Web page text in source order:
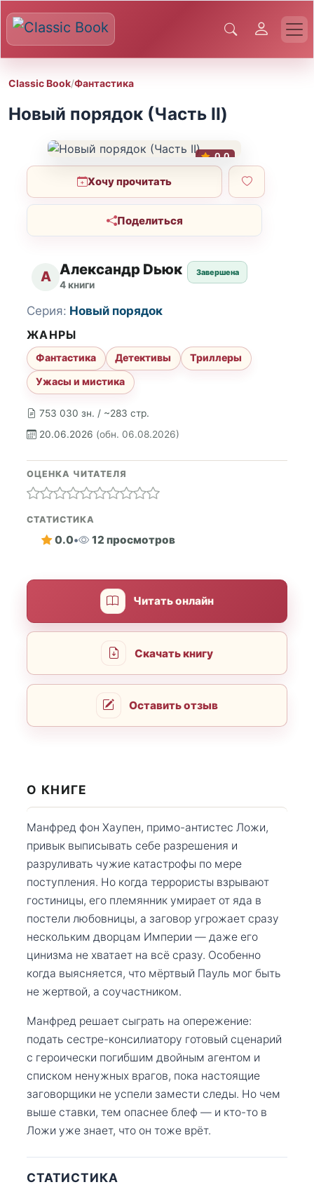
Classic Book/Фантастика
Новый порядок (Часть II)
0.0
Хочу прочитать
Поделиться
А Александр Dьюк
4 книги
Завершена
753 030 зн. / ~283 стр.
20.06.2026 (обн. 06.08.2026)
Серия: Новый порядок
ЖАНРЫ
Фантастика Детективы
Триллеры
Ужасы и мистика
ОЦЕНКА ЧИТАТЕЛЯ
СТАТИСТИКА
0.0• 12 просмотров
Читать онлайн
Скачать книгу
Оставить отзыв
О КНИГЕ
Манфред фон Хаупен, примо-антистес Ложи,
привык выписывать себе разрешения и
разруливать чужие катастрофы по мере
поступления. Но когда террористы взрывают
гостиницы, его племянник умирает от яда в
постели любовницы, а заговор угрожает сразу
нескольким дворцам Империи — даже его
цинизма не хватает на всё сразу. Особенно
когда выясняется, что мёртвый Пауль мог быть
не жертвой, а соучастником.
Манфред решает сыграть на опережение:
подать сестре-консилиатору готовый сценарий
с героически погибшим двойным агентом и
списком ненужных врагов, пока настоящие
заговорщики не успели замести следы. Но чем
выше ставки, тем опаснее блеф — и кто-то в
Ложи уже знает, что он тоже врёт.
СТАТИСТИКА